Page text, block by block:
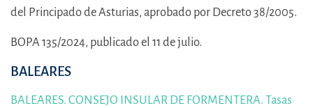
del Principado de Asturias, aprobado por Decreto 38/2005.
BOPA 135/2024, publicado el 11 de julio.
BALEARES
BALEARES. CONSEJO INSULAR DE FORMENTERA. Tasas